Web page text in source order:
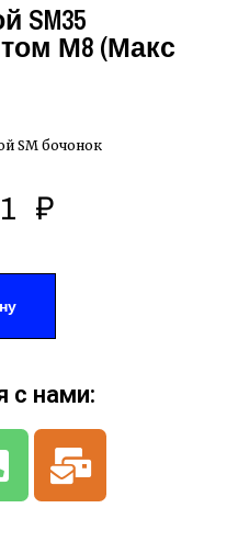
SM35
М8 (Макс
SM бочонок
₽
с нами: